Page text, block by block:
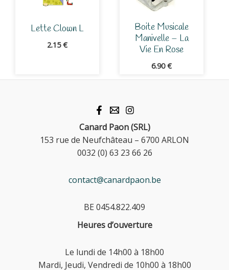
Lette Clown L
2.15€
Boite Musicale
Manivelle – La
Vie En Rose
6.90€
Canard Paon (SRL)
153 rue de Neufchâteau – 6700 ARLON
0032 (0) 63 23 66 26
contact@canardpaon.be
BE 0454.822.409
Heures d’ouverture
Le lundi de 14h00 à 18h00
Mardi, Jeudi, Vendredi de 10h00 à 18h00